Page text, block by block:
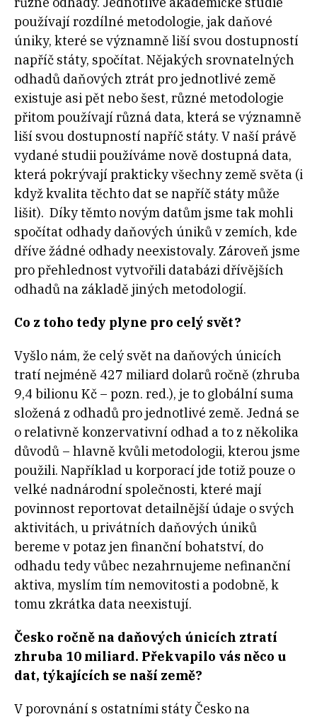
používají rozdílné metodologie, jak daňové
úniky, které se významně liší svou dostupností
napříč státy, spočítat. Nějakých srovnatelných
odhadů daňových ztrát pro jednotlivé země
existuje asi pět nebo šest, různé metodologie
přitom používají různá data, která se významně
liší svou dostupností napříč státy. V naší právě
vydané studii používáme nově dostupná data,
která pokrývají prakticky všechny země světa (i
když kvalita těchto dat se napříč státy může
lišit). Díky těmto novým datům jsme tak mohli
spočítat odhady daňových úniků v zemích, kde
dříve žádné odhady neexistovaly. Zároveň jsme
pro přehlednost vytvořili databázi dřívějších
odhadů na základě jiných metodologií.
Co z toho tedy plyne pro celý svět?
Vyšlo nám, že celý svět na daňových únicích
tratí nejméně 427 miliard dolarů ročně (zhruba
9,4 bilionu Kč – pozn. red.), je to globální suma
složená z odhadů pro jednotlivé země. Jedná se
o relativně konzervativní odhad a to z několika
důvodů – hlavně kvůli metodologii, kterou jsme
použili. Například u korporací jde totiž pouze o
velké nadnárodní společnosti, které mají
povinnost reportovat detailnější údaje o svých
aktivitách, u privátních daňových úniků
bereme v potaz jen finanční bohatství, do
odhadu tedy vůbec nezahrnujeme nefinanční
aktiva, myslím tím nemovitosti a podobně, k
tomu zkrátka data neexistují.
Česko ročně na daňových únicích ztratí
zhruba 10 miliard. Překvapilo vás něco u
dat, týkajících se naší země?
V porovnání s ostatními státy Česko na